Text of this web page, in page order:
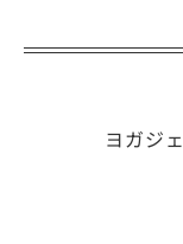
ヨガジ